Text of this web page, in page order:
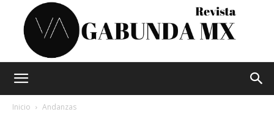
Inicio Andanzas